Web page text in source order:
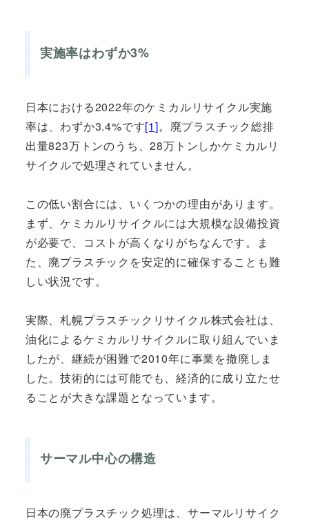
実施率はわずか3%
日本における2022年のケミカルリサイクル実施
率は、わずか3.4%です[1]。廃プラスチック総排
出量823万トンのうち、28万トンしかケミカルリ
サイクルで処理されていません。
この低い割合には、いくつかの理由があります。
まず、ケミカルリサイクルには大規模な設備投資
が必要で、コストが高くなりがちなんです。ま
た、廃プラスチックを安定的に確保することも難
しい状況です。
実際、札幌プラスチックリサイクル株式会社は、
油化によるケミカルリサイクルに取り組んでいま
したが、継続が困難で2010年に事業を撤廃しま
した。技術的には可能でも、経済的に成り立たせ
ることが大きな課題となっています。
サーマル中心の構造
日本の廃プラスチック処理は、サーマルリサイク